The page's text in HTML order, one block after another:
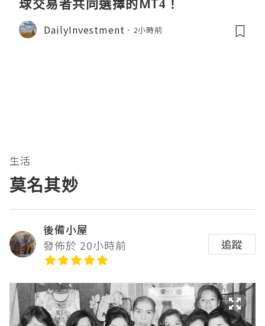
球交易者共同選擇的MT4！
DailyInvestment 2小時前
生活
莫名其妙
後備小屋
發佈於 20小時前
追蹤